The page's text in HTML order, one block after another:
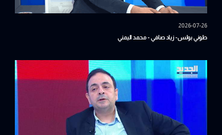
2026-07-26
طوني بولس- زياد صافي - محمد اليمني